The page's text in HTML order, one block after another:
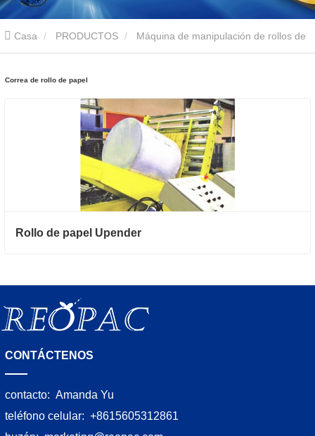
Casa PRODUCTOS Máquina de manipulación de rollos de
Correa de rollo de papel
Rollo de papel Upender
CONTÁCTENOS
contacto: Amanda Yu
teléfono celular: +8615605312861